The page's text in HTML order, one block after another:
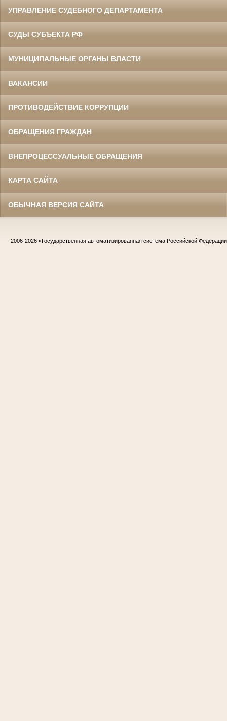
УПРАВЛЕНИЕ СУДЕБНОГО ДЕПАРТАМЕНТА
СУДЫ СУБЪЕКТА РФ
МУНИЦИПАЛЬНЫЕ ОРГАНЫ ВЛАСТИ
ВАКАНСИИ
ПРОТИВОДЕЙСТВИЕ КОРРУПЦИИ
ОБРАЩЕНИЯ ГРАЖДАН
ВНЕПРОЦЕССУАЛЬНЫЕ ОБРАЩЕНИЯ
КАРТА САЙТА
ОБЫЧНАЯ ВЕРСИЯ САЙТА
2006-2026 «Государственная автоматизированная система Российской